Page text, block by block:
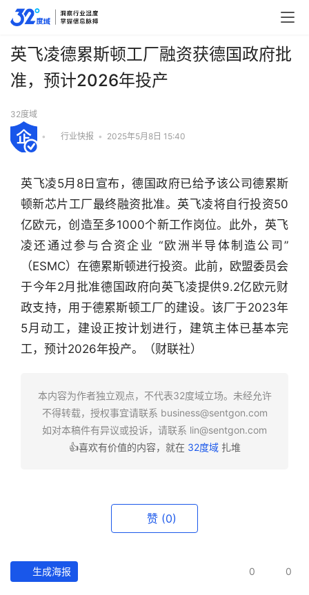
行
业
快
英飞凌德累斯顿工厂融资获德国政府批
准，预计2026年投产
32度域
• 行业快报 • 2025年5月8日 15:40
英飞凌5月8日宣布，德国政府已给予该公司德累斯
顿新芯片工厂最终融资批准。英飞凌将自行投资50
亿欧元，创造至多1000个新工作岗位。此外，英飞
凌还通过参与合资企业 “欧洲半导体制造公司”
（ESMC）在德累斯顿进行投资。此前，欧盟委员会
于今年2月批准德国政府向英飞凌提供9.2亿欧元财
政支持，用于德累斯顿工厂的建设。该厂于2023年
5月动工，建设正按计划进行，建筑主体已基本完
工，预计2026年投产。（财联社）
本内容为作者独立观点，不代表32度域立场。未经允许
不得转载，授权事宜请联系 business@sentgon.com
如对本稿件有异议或投诉，请联系 lin@sentgon.com
👍喜欢有价值的内容，就在 32度域扎堆
赞 (0)
生成海报 0 0